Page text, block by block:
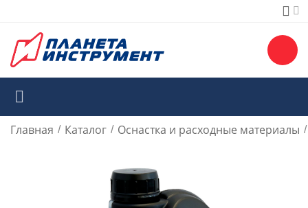
Главная / Каталог / Оснастка и расходные материалы /